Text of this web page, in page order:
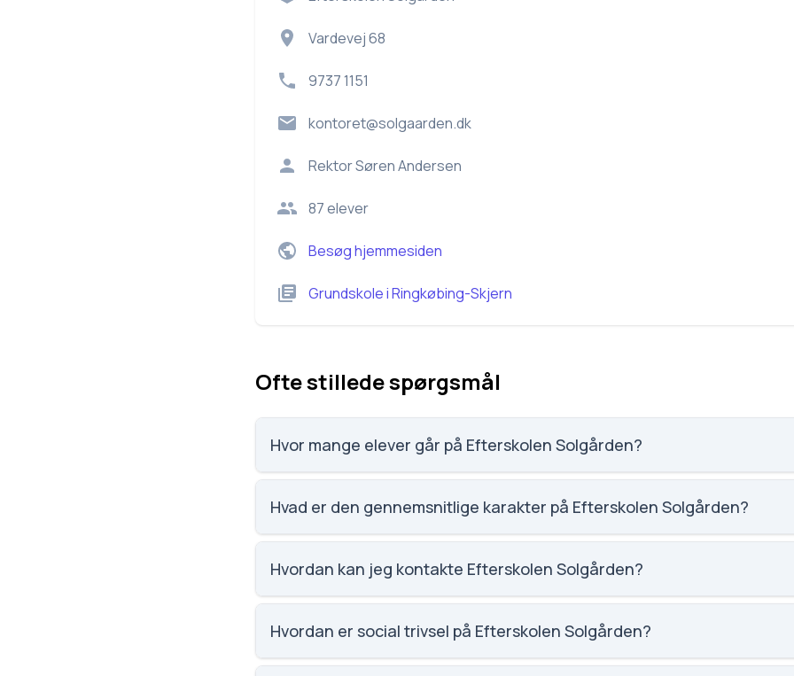
Vardevej 68
9737 1151
kontoret@solgaarden.dk
RektorSøren Andersen
87elever
Besøg hjemmesiden
GrundskoleiRingkøbing-Skjern
Ofte stillede spørgsmål
Hvor mange elever går på Efterskolen Solgården?
Efterskolen Solgården har 87 elever, hvilket gør den til nummer 1925 ud af 3143
Hvad er den gennemsnitlige karakter på Efterskolen Solgården?
Karaktergennemsnittet på Efterskolen Solgården er 8.2, nummer 242 ud af 3143
Hvordan kan jeg kontakte Efterskolen Solgården?
Email: kontoret@solgaarden.dk. Telefon: 9737 1151. Adresse: Vardevej 68.
Andersen.
Hvordan er social trivsel på Efterskolen Solgården?
Vi har ikke data om social trivsel for Efterskolen Solgården.